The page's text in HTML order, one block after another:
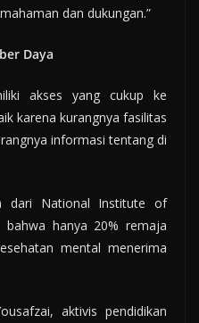
dan dukungan.”
Daya
akses yang cukup ke
karena kurangnya fasilitas
informasi tentang di
dari National Institute of
bahwa hanya 20% remaja
mental menerima
aktivis pendidikan